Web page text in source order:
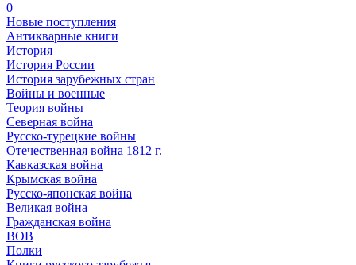
0
Новые поступления
Антикварные книги
История
История России
История зарубежных стран
Войны и военные
Теория войны
Северная война
Русско-турецкие войны
Отечественная война 1812 г.
Кавказская война
Крымская война
Русско-японская война
Великая война
Гражданская война
ВОВ
Полки